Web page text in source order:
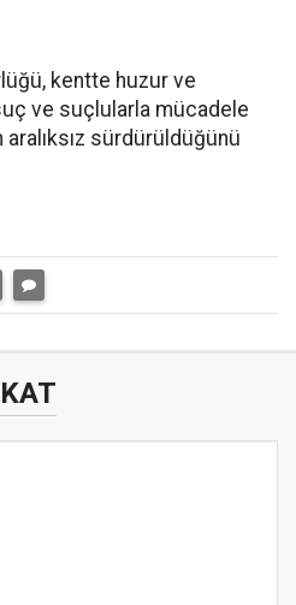
kentte huzur ve
ve suçlularla mücadele
aralıksız sürdürüldüğünü